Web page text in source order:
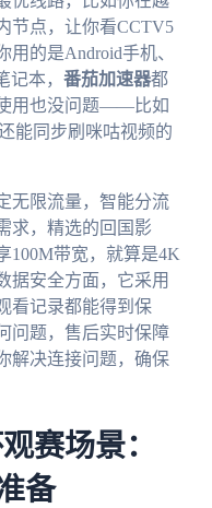
节点，让你看CCTV5
的是Android手机、
记本， 番茄加速器都
用也没问题——比如
能同步刷咪咕视频的
无限流量，智能分流
求，精选的回国影
100M带宽，就算是4K
据安全方面，它采用
看记录都能得到保
问题，售后实时保障
解决连接问题，确保
赛场景：
备